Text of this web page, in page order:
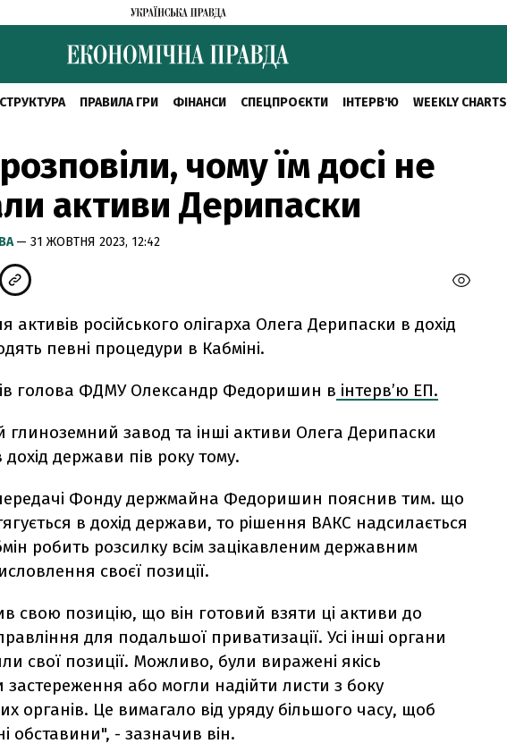
ПРАВИЛА ГРИ ФІНАНСИ СПЕЦПРОЄКТИ ІНТЕРВ'Ю WEEKLY CHARTS
чому їм досі не
активи Дерипаски
— 31 ЖОВТНЯ 2023, 12:42
активів російського олігарха Олега Дерипаски в дохід
певні процедури в Кабміні.
голова ФДМУ Олександр Федоришин в інтерв’ю ЕП.
глиноземний завод та інші активи Олега Дерипаски
дохід держави пів року тому.
Фонду держмайна Федоришин пояснив тим. що
в дохід держави, то рішення ВАКС надсилається
робить розсилку всім зацікавленим державним
своєї позиції.
свою позицію, що він готовий взяти ці активи до
для подальшої приватизації. Усі інші органи
свої позиції. Можливо, були виражені якісь
або могли надійти листи з боку
органів. Це вимагало від уряду більшого часу, щоб
обставини", - зазначив він.